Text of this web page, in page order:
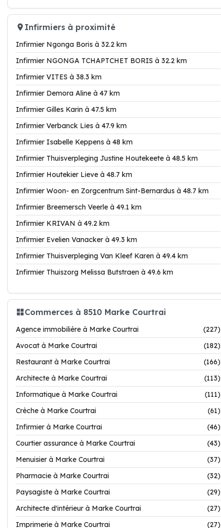
Infirmiers à proximité
Infirmier Ngonga Boris à 32.2 km
Infirmier NGONGA TCHAPTCHET BORIS à 32.2 km
Infirmier VITES à 38.3 km
Infirmier Demora Aline à 47 km
Infirmier Gilles Karin à 47.5 km
Infirmier Verbanck Lies à 47.9 km
Infirmier Isabelle Keppens à 48 km
Infirmier Thuisverpleging Justine Houtekeete à 48.5 km
Infirmier Houtekier Lieve à 48.7 km
Infirmier Woon- en Zorgcentrum Sint-Bernardus à 48.7 km
Infirmier Breemersch Veerle à 49.1 km
Infirmier KRIVAN à 49.2 km
Infirmier Evelien Vanacker à 49.3 km
Infirmier Thuisverpleging Van Kleef Karen à 49.4 km
Infirmier Thuiszorg Melissa Butstraen à 49.6 km
Commerces à 8510 Marke Courtrai
Agence immobilière à Marke Courtrai
(227)
Avocat à Marke Courtrai
(182)
Restaurant à Marke Courtrai
(166)
Architecte à Marke Courtrai
(113)
Informatique à Marke Courtrai
(111)
Crèche à Marke Courtrai
(61)
Infirmier à Marke Courtrai
(46)
Courtier assurance à Marke Courtrai
(43)
Menuisier à Marke Courtrai
(37)
Pharmacie à Marke Courtrai
(32)
Paysagiste à Marke Courtrai
(29)
Architecte d'intérieur à Marke Courtrai
(27)
Imprimerie à Marke Courtrai
(27)